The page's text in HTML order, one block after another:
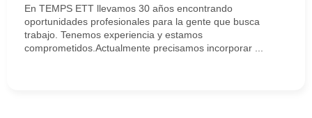
En TEMPS ETT llevamos 30 años encontrando
oportunidades profesionales para la gente que busca
trabajo. Tenemos experiencia y estamos
comprometidos.Actualmente precisamos incorporar ...